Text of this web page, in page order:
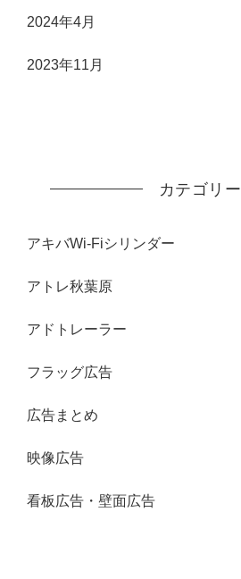
2024年4月
2023年11月
カテゴリー
アキバWi-Fiシリンダー
アトレ秋葉原
アドトレーラー
フラッグ広告
広告まとめ
映像広告
看板広告・壁面広告